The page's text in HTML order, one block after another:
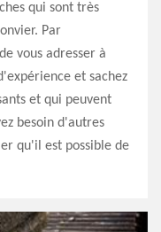
qui sont très
Par
vous adresser à
et sachez
et qui peuvent
besoin d'autres
qu'il est possible de